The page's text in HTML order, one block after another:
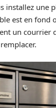
installez une
est en fond
un courrier